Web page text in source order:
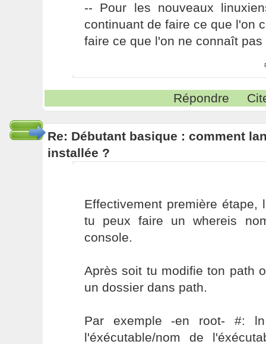
-- Pour les nouveaux
continuant de faire ce que l'on
faire ce que l'on ne connaît pas
Répondre
Re: Débutant basique : comment
installée ?
Effectivement première étape,
tu peux faire un whereis
console.
Après soit tu modifie ton path
un dossier dans path.
Par exemple -en root- #:
l'éxécutable/nom de